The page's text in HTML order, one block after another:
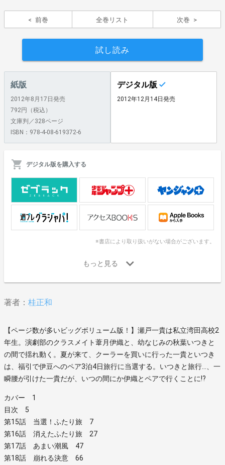
前巻 全巻リスト 次巻
試し読み
紙版
2012年8月17日発売
792円（税込）
文庫判／328ページ
ISBN：978-4-08-619372-6
デジタル版
2012年12月14日発売
デジタル版を購入する
※書店により取り扱いがない場合がございます。
著者： 桂正和
【ページ数が多いビッグボリューム版！】瀬戸一貴は私立湾田高校2
年生。演劇部のクラスメイト葦月伊織と、幼なじみの秋葉いつきと
の間で揺れ動く。夏が来て、クーラーを買いに行った一貴といつき
は、福引で伊豆へのペア3泊4日旅行に当選する。いつきと旅行…、一
瞬腰が引けた一貴だが、いつの間にか伊織とペアで行くことに!?
カバー 1
目次 5
第15話 当選！ふたり旅 7
第16話 消えたふたり旅 27
第17話 あまい潮風 47
第18話 崩れる決意 66